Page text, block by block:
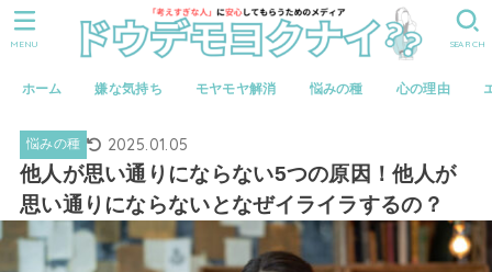
ホーム 嫌な気持ち モヤモヤ解消 悩みの種 心の理由
SEARCH
MENU
悩みの種 2025.01.05
他人が思い通りにならない5つの原因！他人が
思い通りにならないとなぜイライラするの？